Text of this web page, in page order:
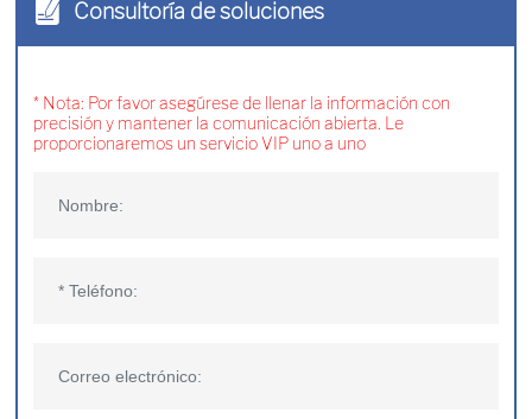
Consultoría de soluciones
* Nota: Por favor asegúrese de llenar la información con
precisión y mantener la comunicación abierta. Le
proporcionaremos un servicio VIP uno a uno